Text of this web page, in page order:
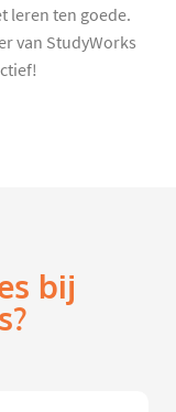
leren ten goede.
van StudyWorks
bij